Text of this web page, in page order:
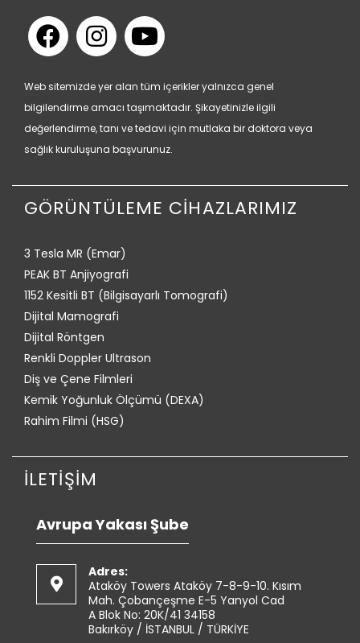
Web sitemizde yer alan tüm içerikler yalnızca genel
bilgilendirme amacı taşımaktadır. Şikayetinizle ilgili
değerlendirme, tanı ve tedavi için mutlaka bir doktora veya
sağlık kuruluşuna başvurunuz.
GÖRÜNTÜLEME CİHAZLARIMIZ
3 Tesla MR (Emar)
PEAK BT Anjiyografi
1152 Kesitli BT (Bilgisayarlı Tomografi)
Dijital Mamografi
Dijital Röntgen
Renkli Doppler Ultrason
Diş ve Çene Filmleri
Kemik Yoğunluk Ölçümü (DEXA)
Rahim Filmi (HSG)
İLETİŞİM
Avrupa Yakası Şube
Adres:
Ataköy Towers Ataköy 7-8-9-10. Kısım
Mah. Çobançeşme E-5 Yanyol Cad
A Blok No: 20K/41 34158
Bakırköy / İSTANBUL / TÜRKİYE